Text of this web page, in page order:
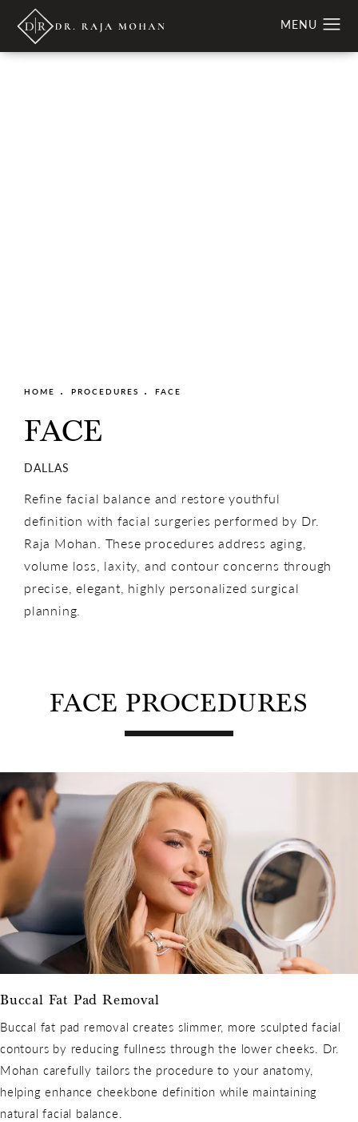
HOME PROCEDURES FACE
FACE
DALLAS
Refine facial balance and restore youthful
definition with facial surgeries performed by Dr.
Raja Mohan. These procedures address aging,
volume loss, laxity, and contour concerns through
precise, elegant, highly personalized surgical
planning.
FACE PROCEDURES
Buccal Fat Pad Removal
Buccal fat pad removal creates slimmer, more sculpted facial
contours by reducing fullness through the lower cheeks. Dr.
Mohan carefully tailors the procedure to your anatomy,
helping enhance cheekbone definition while maintaining
natural facial balance.